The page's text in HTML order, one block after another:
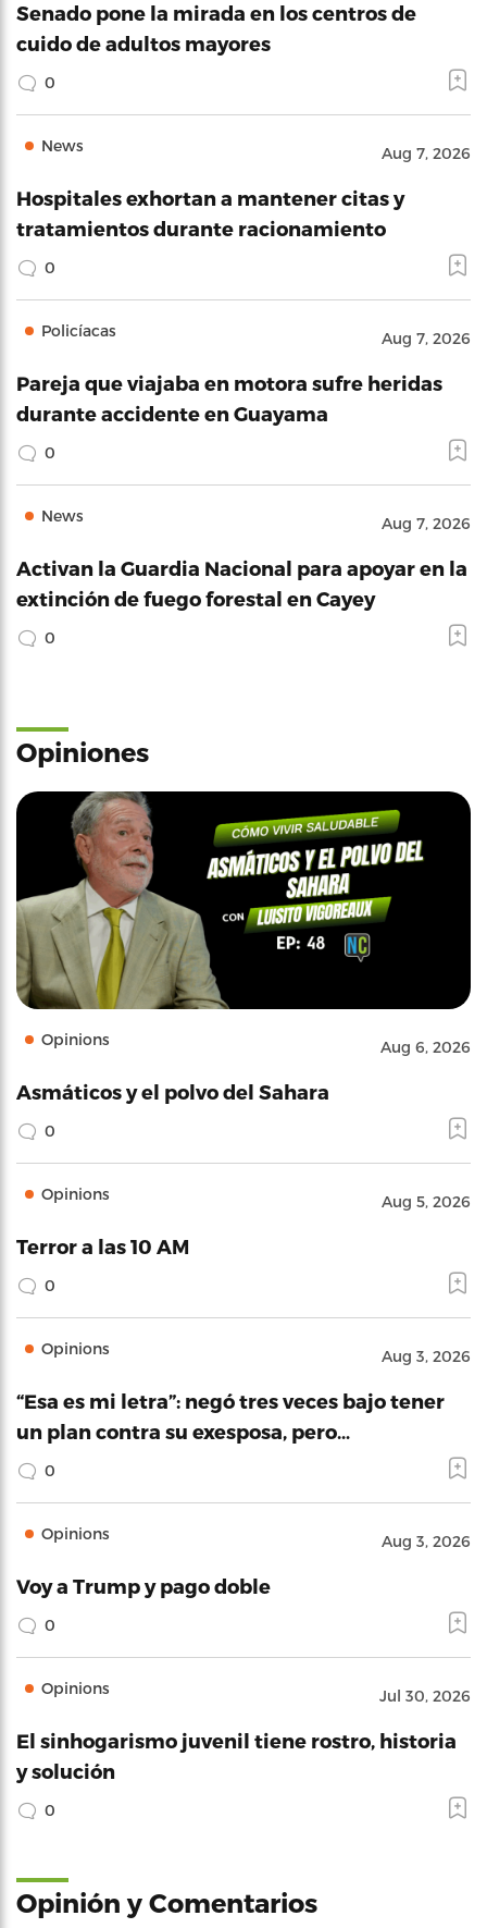
Senado pone la mirada en los centros de
cuido de adultos mayores
0
News Aug 7, 2026
Hospitales exhortan a mantener citas y
tratamientos durante racionamiento
0
Policíacas Aug 7, 2026
Pareja que viajaba en motora sufre heridas
durante accidente en Guayama
0
News Aug 7, 2026
Activan la Guardia Nacional para apoyar en la
extinción de fuego forestal en Cayey
0
Opiniones
Opinions Aug 6, 2026
Asmáticos y el polvo del Sahara
0
Opinions Aug 5, 2026
Terror a las 10 AM
0
Opinions Aug 3, 2026
“Esa es mi letra”: negó tres veces bajo tener
un plan contra su exesposa, pero…
0
Opinions Aug 3, 2026
Voy a Trump y pago doble
0
Opinions Jul 30, 2026
El sinhogarismo juvenil tiene rostro, historia
y solución
0
Opinión y Comentarios